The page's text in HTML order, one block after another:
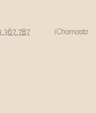
367 787
(Chamada